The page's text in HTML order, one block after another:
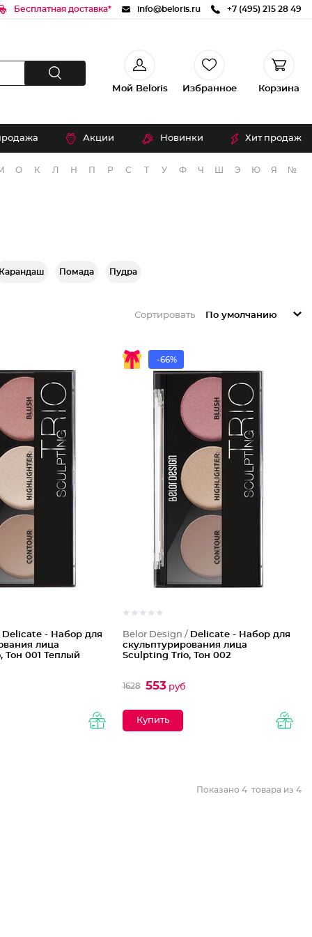
Бесплатная доставка* info@beloris.ru +7 (495) 215 28 49
Мой Beloris Избранное Корзина
Акции Новинки Хит продаж
О К Л Н П Р С Т У Ф Ч Э Ю Я №
Помада Пудра
Сортировать По умолчанию
Delicate - Набор для
лица
Тон 001 Теплый
-66%
Belor Design / Delicate - Набор для
скульптурирования лица
Sculpting Triо, Тон 002
1628 553руб
Показано 4 товара из 4